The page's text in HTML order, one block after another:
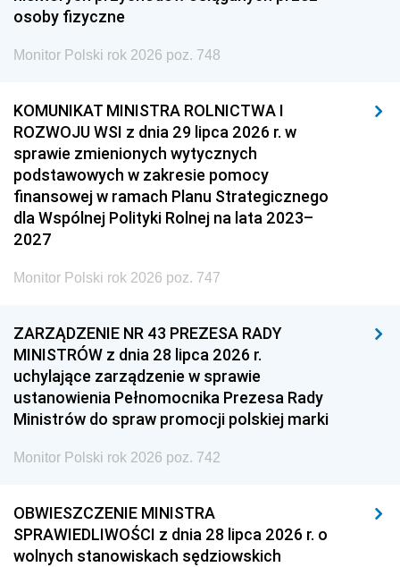
osoby fizyczne
Monitor Polski rok 2026 poz. 748
KOMUNIKAT MINISTRA ROLNICTWA I
ROZWOJU WSI z dnia 29 lipca 2026 r. w
sprawie zmienionych wytycznych
podstawowych w zakresie pomocy
finansowej w ramach Planu Strategicznego
dla Wspólnej Polityki Rolnej na lata 2023–
2027
Monitor Polski rok 2026 poz. 747
ZARZĄDZENIE NR 43 PREZESA RADY
MINISTRÓW z dnia 28 lipca 2026 r.
uchylające zarządzenie w sprawie
ustanowienia Pełnomocnika Prezesa Rady
Ministrów do spraw promocji polskiej marki
Monitor Polski rok 2026 poz. 742
OBWIESZCZENIE MINISTRA
SPRAWIEDLIWOŚCI z dnia 28 lipca 2026 r. o
wolnych stanowiskach sędziowskich